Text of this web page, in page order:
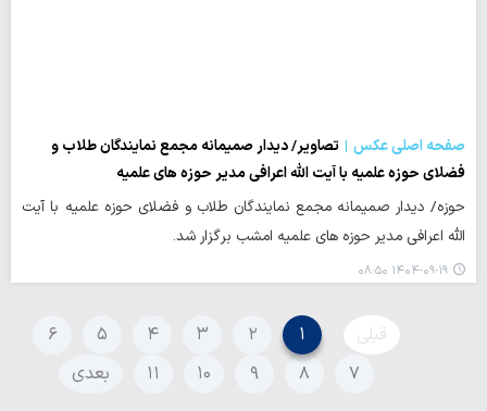
صفحه اصلی عکس
تصاویر/ دیدار صمیمانه مجمع نمایندگان طلاب و
فضلای حوزه علمیه با آیت الله اعرافی مدیر حوزه های علمیه
حوزه/ دیدار صمیمانه مجمع نمایندگان طلاب و فضلای حوزه علمیه با آیت
الله اعرافی مدیر حوزه های علمیه امشب برگزار شد.
۱۴۰۴-۰۹-۱۹ ۰۸:۵۰
قبلی ۱ ۲ ۳ ۴ ۵
۶
۷
۸ ۹ ۱۰ ۱۱ بعدی